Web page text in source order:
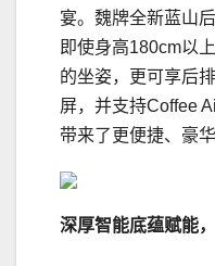
宴。魏牌全新蓝山
即使身高180cm以
的坐姿，更可享后
屏，并支持Coffee
带来了更便捷、豪
深厚智能底蕴赋能，